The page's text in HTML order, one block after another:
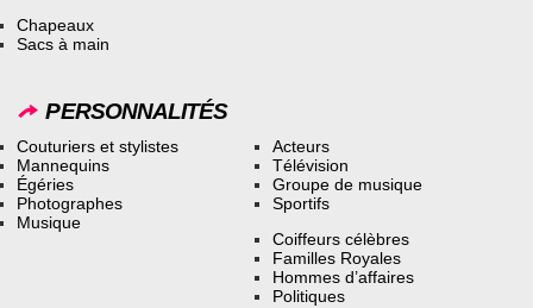
Chapeaux
Sacs à main
PERSONNALITÉS
Couturiers et stylistes
Mannequins
Égéries
Photographes
Musique
Acteurs
Télévision
Groupe de musique
Sportifs
Coiffeurs célèbres
Familles Royales
Hommes d’affaires
Politiques